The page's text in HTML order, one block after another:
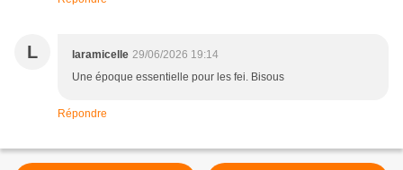
L laramicelle 29/06/2026 19:14
Une époque essentielle pour les fei. Bisous
Répondre